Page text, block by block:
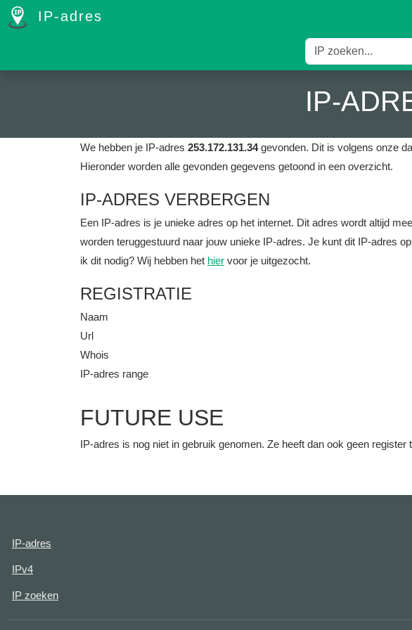
IP-adres
IP-
We hebben je IP-adres 253.172.131.34gevonden. Dit is volgens onze
Hieronder worden alle gevonden gegevens getoond in een overzicht.
IP-ADRES VERBERGEN
Een IP-adres is je unieke adres op het internet. Dit adres wordt altijd
worden teruggestuurd naar jouw unieke IP-adres. Je kunt dit IP-adres
ik dit nodig? Wij hebben het hier voor je uitgezocht.
REGISTRATIE
Naam
Url
Whois
IP-adres range
FUTURE USE
IP-adres is nog niet in gebruik genomen. Ze heeft dan ook geen
IP-adres
IPv4
IP zoeken